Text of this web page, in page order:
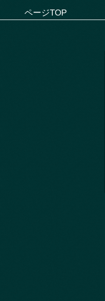
ページTOP